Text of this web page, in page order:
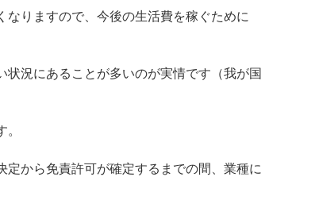
りますので、今後の生活費を稼ぐために
況にあることが多いのが実情です（我が国
から免責許可が確定するまでの間、業種に